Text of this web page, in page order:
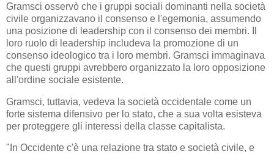
Gramsci osservò che i gruppi sociali dominanti nella società
civile organizzavano il consenso e l'egemonia, assumendo
una posizione di leadership con il consenso dei membri. Il
loro ruolo di leadership includeva la promozione di un
consenso ideologico tra i loro membri. Gramsci immaginava
che questi gruppi avrebbero organizzato la loro opposizione
all'ordine sociale esistente.
Gramsci, tuttavia, vedeva la società occidentale come un
forte sistema difensivo per lo stato, che a sua volta esisteva
per proteggere gli interessi della classe capitalista.
"In Occidente c'è una relazione tra stato e società civile, e